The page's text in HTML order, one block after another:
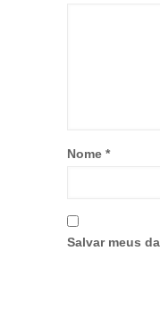
Nome *
Salvar meus